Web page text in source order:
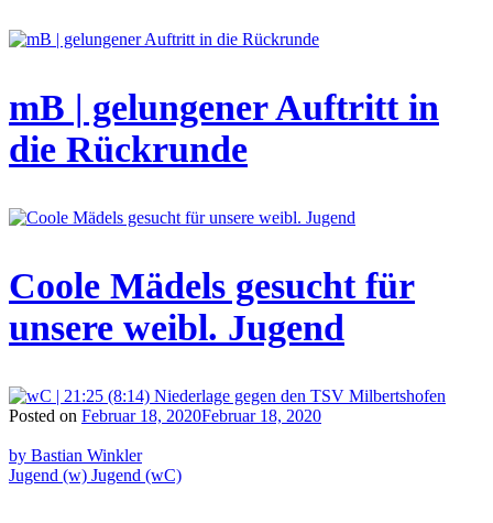
mB | gelungener Auftritt in
die Rückrunde
Coole Mädels gesucht für
unsere weibl. Jugend
Posted on Februar 18, 2020Februar 18, 2020
by Bastian Winkler
Jugend (w) Jugend (wC)